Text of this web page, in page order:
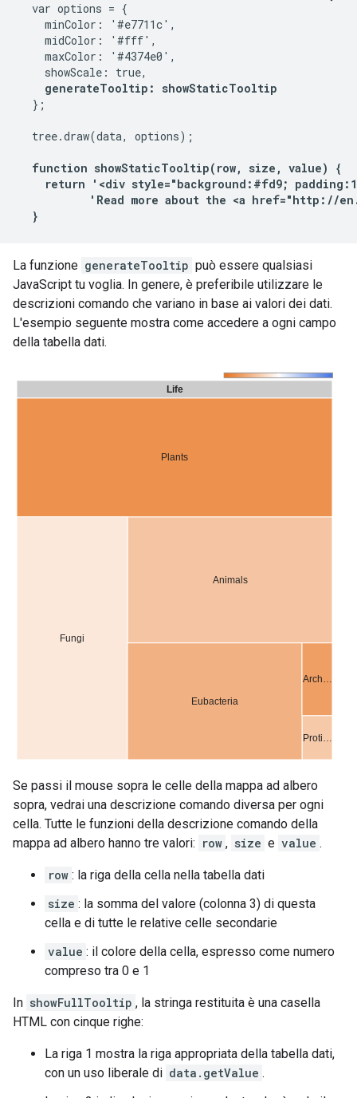
  var options = {
    minColor: '#e7711c',
    midColor: '#fff',
    maxColor: '#4374e0',
    showScale: true,
generateTooltip: showStaticTooltip
  };
  tree.draw(data, options);
function showStaticTooltip(row, size, value) {
return '<div style="background:#fd9;
'Read more about the <a href="http://
  }
La funzione generateTooltip può essere qualsiasi
JavaScript tu voglia. In genere, è preferibile utilizzare le
descrizioni comando che variano in base ai valori dei dati.
L'esempio seguente mostra come accedere a ogni campo
della tabella dati.
Se passi il mouse sopra le celle della mappa ad albero
sopra, vedrai una descrizione comando diversa per ogni
cella. Tutte le funzioni della descrizione comando della
mappa ad albero hanno tre valori: row , size e value .
row : la riga della cella nella tabella dati
size : la somma del valore (colonna 3) di questa
cella e di tutte le relative celle secondarie
value : il colore della cella, espresso come numero
compreso tra 0 e 1
In showFullTooltip , la stringa restituita è una casella
HTML con cinque righe:
La riga 1 mostra la riga appropriata della tabella dati,
con un uso liberale di data.getValue .